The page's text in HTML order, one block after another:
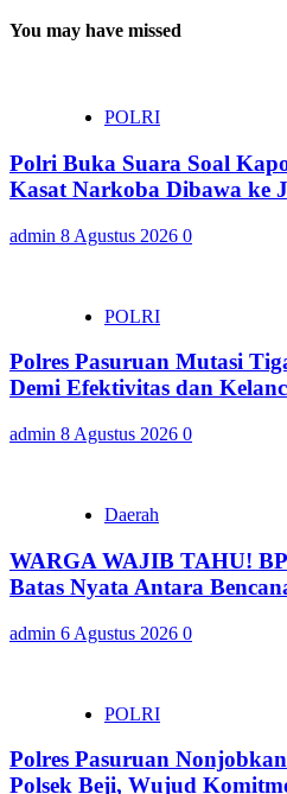
You may have missed
POLRI
Polri Buka Suara Soal
Kasat Narkoba Dibawa ke
admin 8 Agustus 2026 0
POLRI
Polres Pasuruan Mutasi
Demi Efektivitas dan
admin 8 Agustus 2026 0
Daerah
WARGA WAJIB TAHU!
Batas Nyata Antara
admin 6 Agustus 2026 0
POLRI
Polres Pasuruan
Polsek Beji, Wujud